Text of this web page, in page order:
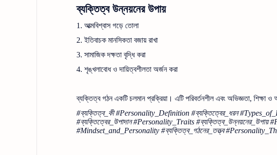
ব্যক্তিত্ব উন্নয়নের উপায়
1. আত্মবিশ্বাস গড়ে তোলা
2. ইতিবাচক মানসিকতা বজায় রাখা
3. সামাজিক দক্ষতা বৃদ্ধি করা
4. শৃঙ্খলাবোধ ও দায়িত্বশীলতা অর্জন করা
ব্যক্তিত্ব গঠন একটি চলমান প্রক্রিয়া। এটি পরিবর্তনশীল এবং অভিজ্ঞতা, শিক্ষা
#ব্যক্তিত্ব_কী #Personality_Definition #ব্যক্তিত্বের_ধরন
#ব্যক্তিত্বের_উপাদান #Personality_Traits #ব্যক্তিত্ব_উন্নয়নের_উপায়
#Mindset_and_Personality #ব্যক্তিত্ব_গঠনের_তত্ত্ব